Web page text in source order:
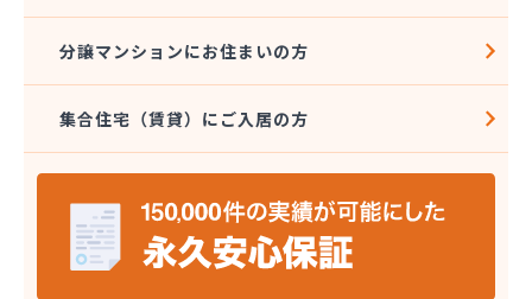
今出石油
三原産業株式会社 ガス販売部
三光ガス商会
三光ガス商会 伊台出張所
山岡早光商店
四国アストモスガス株式会社松山オートガススタン
四国ガス燃料株式会社 本店
分譲マンションにお住まいの方
集合住宅（賃貸）にご入居の方